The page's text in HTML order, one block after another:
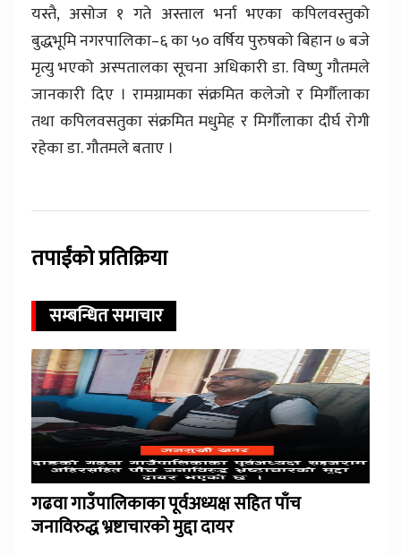
यस्तै, असोज १ गते अस्ताल भर्ना भएका कपिलवस्तुको
बुद्धभूमि नगरपालिका–६ का ५० वर्षिय पुरुषको बिहान ७ बजे
मृत्यु भएको अस्पतालका सूचना अधिकारी डा. विष्णु गौतमले
जानकारी दिए । रामग्रामका संक्रमित कलेजो र मिर्गौलाका
तथा कपिलवसतुका संक्रमित मधुमेह र मिर्गौलाका दीर्घ रोगी
रहेका डा. गौतमले बताए ।
तपाईंको प्रतिक्रिया
सम्बन्धित समाचार
गढवा गाउँपालिकाका पूर्वअध्यक्ष सहित पाँच
जनाविरुद्ध भ्रष्टाचारको मुद्दा दायर